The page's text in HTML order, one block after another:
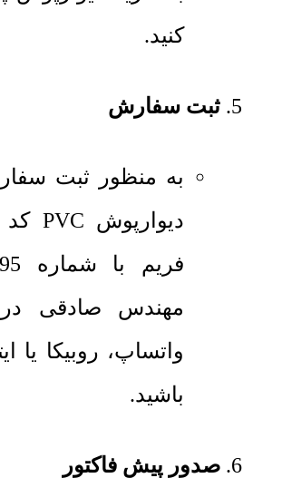
کنید.
ثبت سفارش
به منظور ثبت
مهندس صادقی در
واتساپ، روبیکا یا
باشید.
صدور پیش فاکتور